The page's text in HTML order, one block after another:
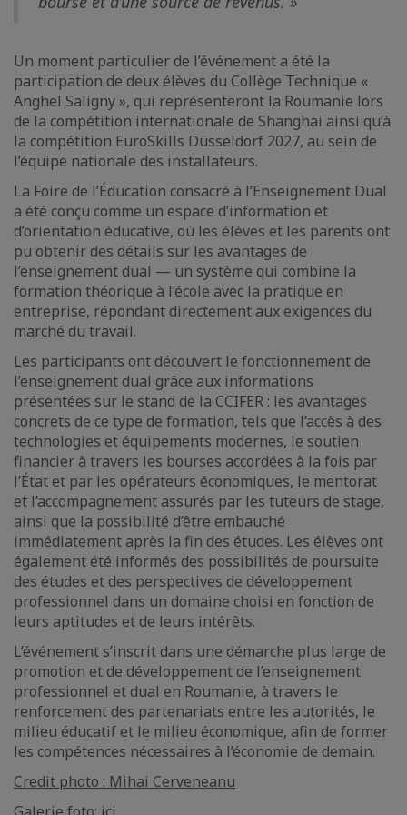
Un moment particulier de l’événement a été la
participation de deux élèves du Collège Technique «
Anghel Saligny », qui représenteront la Roumanie lors
de la compétition internationale de Shanghai ainsi qu’à
la compétition EuroSkills Düsseldorf 2027, au sein de
l’équipe nationale des installateurs.
La Foire de l’Éducation consacré à l’Enseignement Dual
a été conçu comme un espace d’information et
d’orientation éducative, où les élèves et les parents ont
pu obtenir des détails sur les avantages de
l’enseignement dual — un système qui combine la
formation théorique à l’école avec la pratique en
entreprise, répondant directement aux exigences du
marché du travail.
Les participants ont découvert le fonctionnement de
l’enseignement dual grâce aux informations
présentées sur le stand de la CCIFER : les avantages
concrets de ce type de formation, tels que l’accès à des
technologies et équipements modernes, le soutien
financier à travers les bourses accordées à la fois par
l’État et par les opérateurs économiques, le mentorat
et l’accompagnement assurés par les tuteurs de stage,
ainsi que la possibilité d’être embauché
immédiatement après la fin des études. Les élèves ont
également été informés des possibilités de poursuite
des études et des perspectives de développement
professionnel dans un domaine choisi en fonction de
leurs aptitudes et de leurs intérêts.
L’événement s’inscrit dans une démarche plus large de
promotion et de développement de l’enseignement
professionnel et dual en Roumanie, à travers le
renforcement des partenariats entre les autorités, le
milieu éducatif et le milieu économique, afin de former
les compétences nécessaires à l’économie de demain.
Credit photo : Mihai Cerveneanu